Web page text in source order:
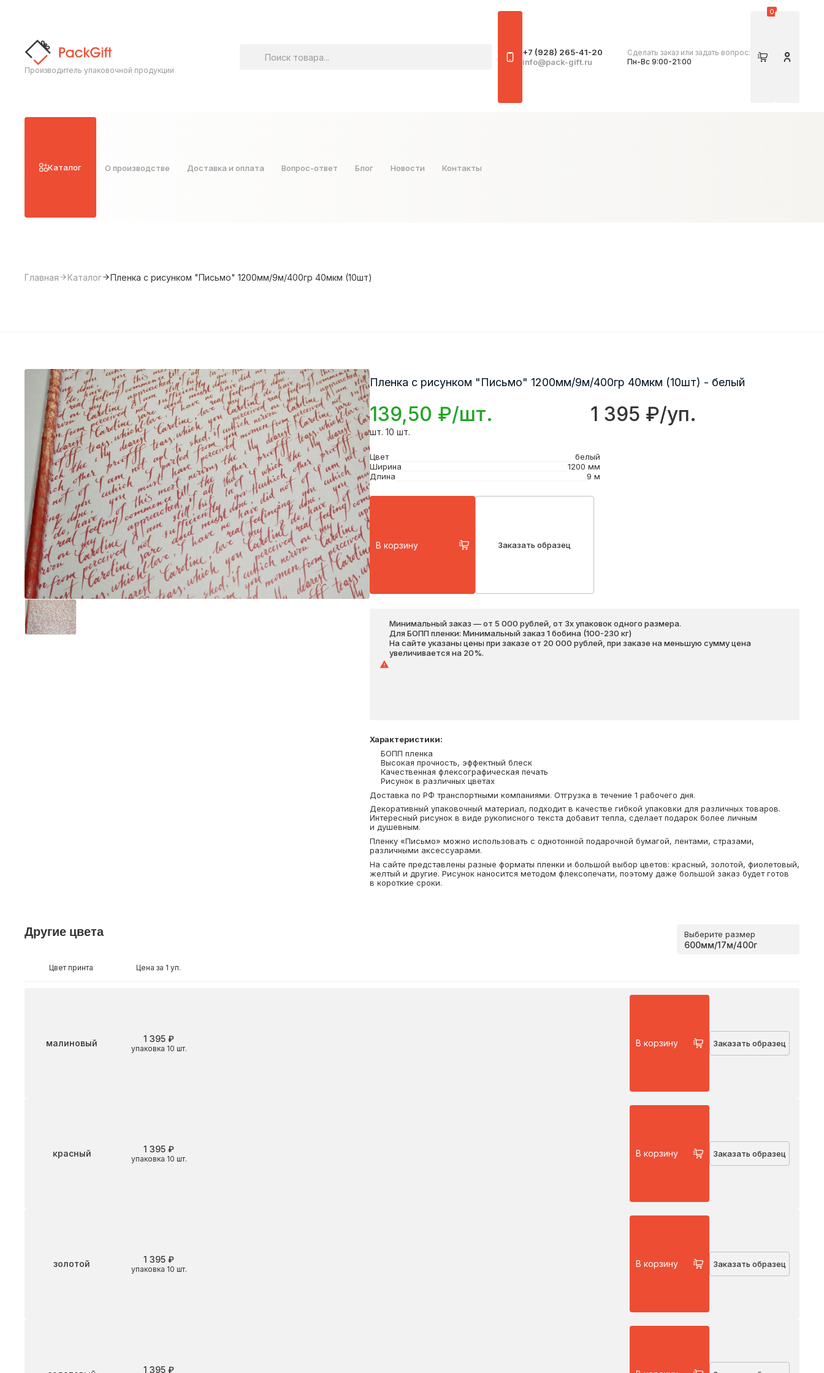
Производитель упаковочной продукции
+7 (928) 265-41-20
info@pack-gift.ru
Сделать заказ или задать вопрос:
Пн-Вс 9:00-21:00
Корзина
0
Личный
Каталог О производстве Доставка и оплата Вопрос-ответ Блог Новости Контакты
Главная Каталог Пленка с рисунком "Письмо" 1200мм/9м/400гр 40мкм (10шт)
Пленка с рисунком "Письмо" 1200мм/9м/400гр 40мкм (10шт) - белый
139,50 ₽/шт. 1 395 ₽/уп.
шт. 10 шт.
Цвет
белый
Ширина
1200 мм
Длина
9 м
В корзину Заказать образец
Минимальный заказ — от 5 000 рублей, от 3х упаковок одного размера.
Для БОПП пленки: Минимальный заказ 1 бобина (100-230 кг)
На сайте указаны цены при заказе от 20 000 рублей, при заказе на меньшую сумму цена
увеличивается на 20%.
Характеристики:
БОПП пленка
Высокая прочность, эффектный блеск
Качественная флексографическая печать
Рисунок в различных цветах
Доставка по РФ транспортными компаниями. Отгрузка в течение 1 рабочего дня.
Декоративный упаковочный материал, подходит в качестве гибкой упаковки для различных товаров.
Интересный рисунок в виде рукописного текста добавит тепла, сделает подарок более личным
и душевным.
Пленку «Письмо» можно использовать с однотонной подарочной бумагой, лентами, стразами,
различными аксессуарами.
На сайте представлены разные форматы пленки и большой выбор цветов: красный, золотой, фиолетовый,
желтый и другие. Рисунок наносится методом флексопечати, поэтому даже большой заказ будет готов
в короткие сроки.
Другие цвета Выберите размер
Цвет принта Цена за 1 уп.
Цветмалиновый упаковка 10 шт.
1 395 ₽ В корзину Заказать образец
красный упаковка 10 шт.
1 395 ₽ В корзину Заказать образец
золотой упаковка 10 шт.
1 395 ₽ В корзину Заказать образец
1 395 ₽